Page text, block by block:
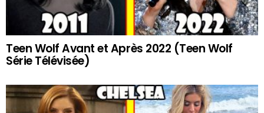
Teen Wolf Avant et Après 2022 (Teen Wolf
Série Télévisée)